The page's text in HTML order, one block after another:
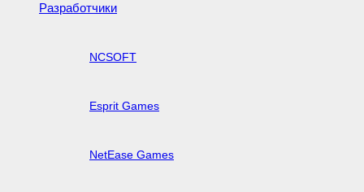
Разработчики
NCSOFT
Esprit Games
NetEase Games